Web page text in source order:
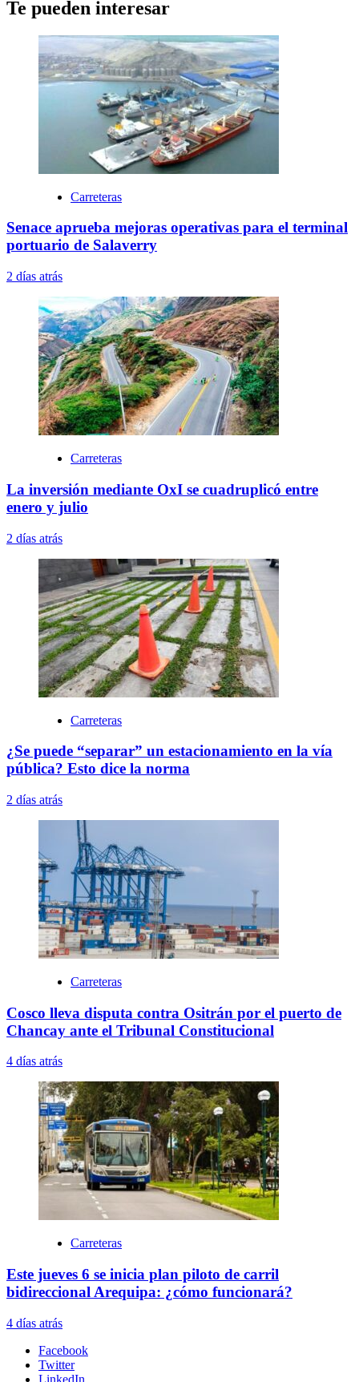
Te pueden interesar
Carreteras
Senace aprueba mejoras operativas para el terminal
portuario de Salaverry
2 días atrás
Carreteras
La inversión mediante OxI se cuadruplicó entre
enero y julio
2 días atrás
Carreteras
¿Se puede “separar” un estacionamiento en la vía
pública? Esto dice la norma
2 días atrás
Carreteras
Cosco lleva disputa contra Ositrán por el puerto de
Chancay ante el Tribunal Constitucional
4 días atrás
Carreteras
Este jueves 6 se inicia plan piloto de carril
bidireccional Arequipa: ¿cómo funcionará?
4 días atrás
Facebook
Twitter
LinkedIn